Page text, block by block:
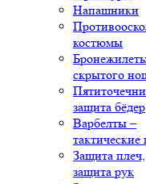
Напашники
костюмы
скрытого
защита бёдер
Варбелты –
тактические
Защита плеч,
защита рук